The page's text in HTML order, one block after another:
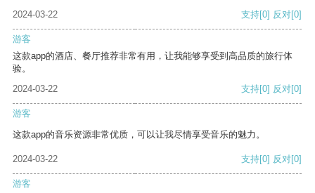
2024-03-22 支持[0] 反对[0]
游客
这款app的酒店、餐厅推荐非常有用，让我能够享受到高品质的旅行体
验。
2024-03-22
支持[0] 反对[0]
游客
这款app的音乐资源非常优质，可以让我尽情享受音乐的魅力。
2024-03-22 支持[0] 反对[0]
游客